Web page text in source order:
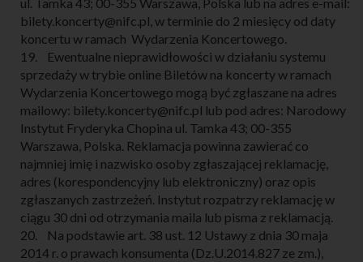
bilety.koncerty@nifc.pl, w terminie do 2 miesięcy od daty
koncertu w ramach Wydarzenia Koncertowego.
19. Ewentualne nieprawidłowości w działaniu systemu
sprzedaży w trybie online Biletów na koncerty w ramach
Wydarzenia Koncertowego mogą być zgłaszane na adres
mailowy: bilety.koncerty@nifc.pl lub pod adres: Narodowy
Instytut Fryderyka Chopina ul. Tamka 43; 00-355
Warszawa, Polska. Reklamacja powinna zawierać co
najmniej imię i nazwisko osoby zgłaszającej reklamację,
adres (korespondencyjny lub elektroniczny) oraz opis
zgłaszanych zastrzeżeń. Instytut rozpatrzy reklamację w
ciągu 30 dni od otrzymania maila lub pisma z reklamacją.
20. Na podstawie art. 38 ust. 12 Ustawy z dnia 30 maja
2014 r. o prawach konsumenta (Dz.U.2014.827 ze zm.),